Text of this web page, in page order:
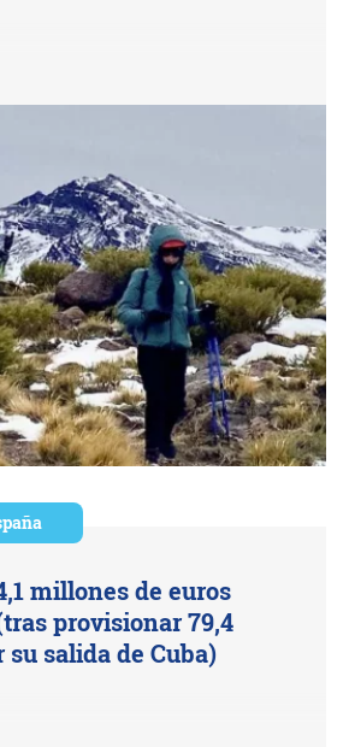
millones de euros
provisionar 79,4
salida de Cuba)